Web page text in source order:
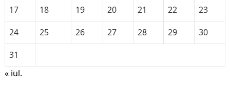
17
18 19 20 21 22
23
24
25 26 27 28 29
30
31
« iul.